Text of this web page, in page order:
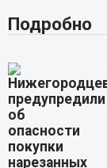
Подробно